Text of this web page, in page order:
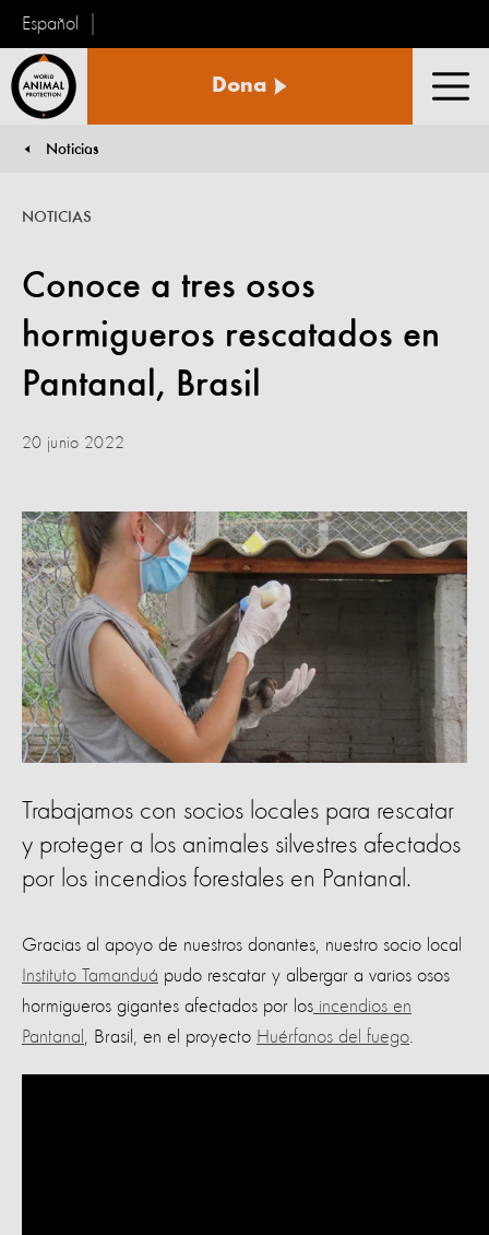
Español
Animal
Dona
Noticias
Conoce a tres osos
hormigueros rescatados en
Pantanal, Brasil
NOTICIAS
20 junio 2022
Trabajamos con socios locales para rescatar
y proteger a los animales silvestres afectados
por los incendios forestales en Pantanal.
Gracias al apoyo de nuestros donantes, nuestro socio local
Instituto Tamanduá pudo rescatar y albergar a varios osos
hormigueros gigantes afectados por los incendios en
Pantanal
, Brasil, en el proyecto Huérfanos del fuego